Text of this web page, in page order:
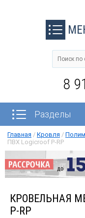
8
Разделы
Главная / Кровля /
ПВХ Logicroof P-RP
КРОВЕЛЬНАЯ
P-RP